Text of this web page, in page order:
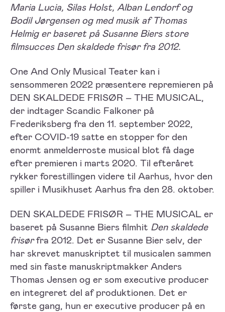
Maria Lucia, Silas Holst, Alban Lendorf og
Bodil Jørgensen og med musik af Thomas
Helmig er baseret på Susanne Biers store
filmsucces Den skaldede frisør fra 2012.
One And Only Musical Teater kan i
sensommeren 2022 præsentere repremieren på
DEN SKALDEDE FRISØR – THE MUSICAL,
der indtager Scandic Falkoner på
Frederiksberg fra den 11. september 2022,
efter COVID-19 satte en stopper for den
enormt anmelderroste musical blot få dage
efter premieren i marts 2020. Til efteråret
rykker forestillingen videre til Aarhus, hvor den
spiller i Musikhuset Aarhus fra den 28. oktober.
DEN SKALDEDE FRISØR – THE MUSICAL er
baseret på Susanne Biers filmhit Den skaldede
frisørfra 2012. Det er Susanne Bier selv, der
har skrevet manuskriptet til musicalen sammen
med sin faste manuskriptmakker Anders
Thomas Jensen og er som executive producer
en integreret del af produktionen. Det er
første gang, hun er executive producer på en